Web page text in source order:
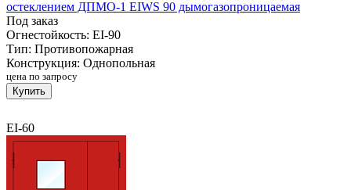
остеклением ДПМО-1 EIWS 90 дымогазопроницаемая
Под заказ
Огнестойкость: EI-90
Тип: Противопожарная
Конструкция: Однопольная
цена по запросу
Купить
EI-60